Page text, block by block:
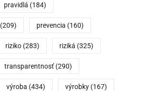
pravidlá (184)
(209) prevencia (160)
riziko (283) riziká (325)
transparentnosť (290)
výroba (434) výrobky (167)